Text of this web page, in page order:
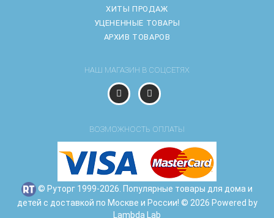
ХИТЫ ПРОДАЖ
УЦЕНЕННЫЕ ТОВАРЫ
АРХИВ ТОВАРОВ
НАШ МАГАЗИН В СОЦСЕТЯХ
ВОЗМОЖНОСТЬ ОПЛАТЫ
© Руторг 1999-2026. Популярные товары для дома и
детей с доставкой по Москве и России! © 2026 Powered by
Lambda Lab